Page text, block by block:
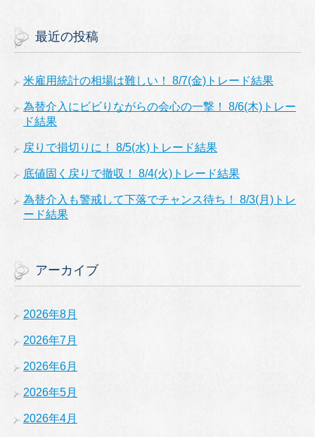
最近の投稿
米雇用統計の相場は難しい！ 8/7(金)トレード結果
為替介入にビビりながらの会心の一撃！ 8/6(木)トレー
ド結果
戻りで損切りに！ 8/5(水)トレード結果
底値固く戻りで撤収！ 8/4(火)トレード結果
為替介入も警戒して下落でチャンス待ち！ 8/3(月)トレ
ード結果
アーカイブ
2026年8月
2026年7月
2026年6月
2026年5月
2026年4月